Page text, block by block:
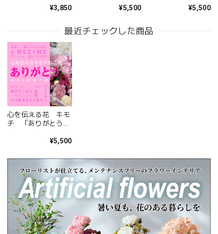
慮されていたようです。 お願いして良かったです。 また機
ました。
このたびは大切なご友人への贈り物に、当店の
お花をお選びいただき誠にありがとうございま
した。 また、ご友人にもお喜びいただけたとの
こと、そしてお送りしたアレンジメントを「立
派」とお褒めいただき、大変嬉しく拝見しまし
た。 配送についてもご満足いただけたようで何
よりです。 温かいお言葉を励みに、これからも
のご利用を心よりお待ちしております。 このた
心を伝える花 キモチ 「ありがとう ARIGATO」 6600
SASAYAKADESUGA
¥3,850 ¥5,500 ¥5,500
最近チェックした商品
心を伝える花 キモ
チ 「ありがとう
¥5,500